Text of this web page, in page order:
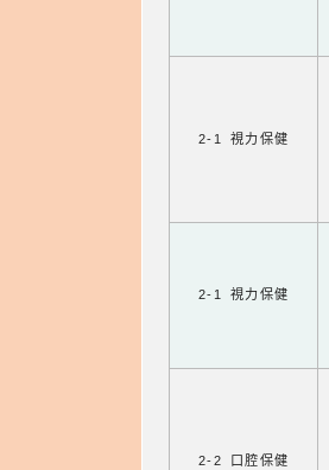
2-1 視力保健
2-1 視力保健
2-2 口腔保健